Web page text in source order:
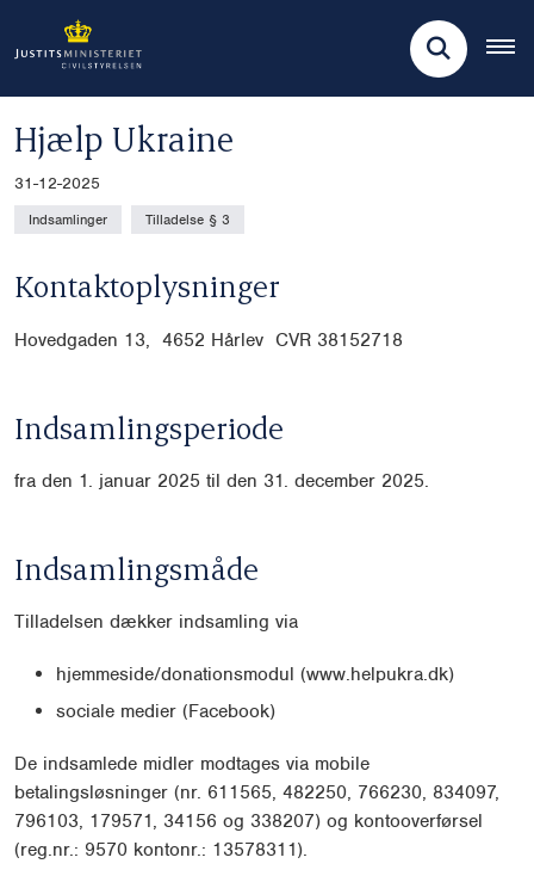
Hjælp Ukraine
31-12-2025
Indsamlinger Tilladelse § 3
Kontaktoplysninger
Hovedgaden 13, 4652 Hårlev CVR 38152718
Indsamlingsperiode
fra den 1. januar 2025 til den 31. december 2025.
Indsamlingsmåde
Tilladelsen dækker indsamling via
hjemmeside/donationsmodul (www.helpukra.dk)
sociale medier (Facebook)
De indsamlede midler modtages via mobile
betalingsløsninger (nr. 611565, 482250, 766230, 834097,
796103, 179571, 34156 og 338207) og kontooverførsel
(reg.nr.: 9570 kontonr.: 13578311).